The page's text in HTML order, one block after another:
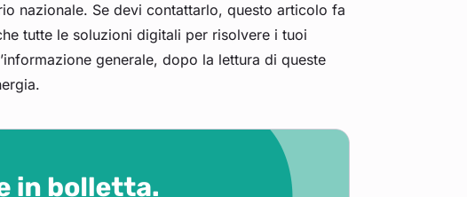
nazionale. Se devi contattarlo, questo articolo fa
tutte le soluzioni digitali per risolvere i tuoi
generale, dopo la lettura di queste